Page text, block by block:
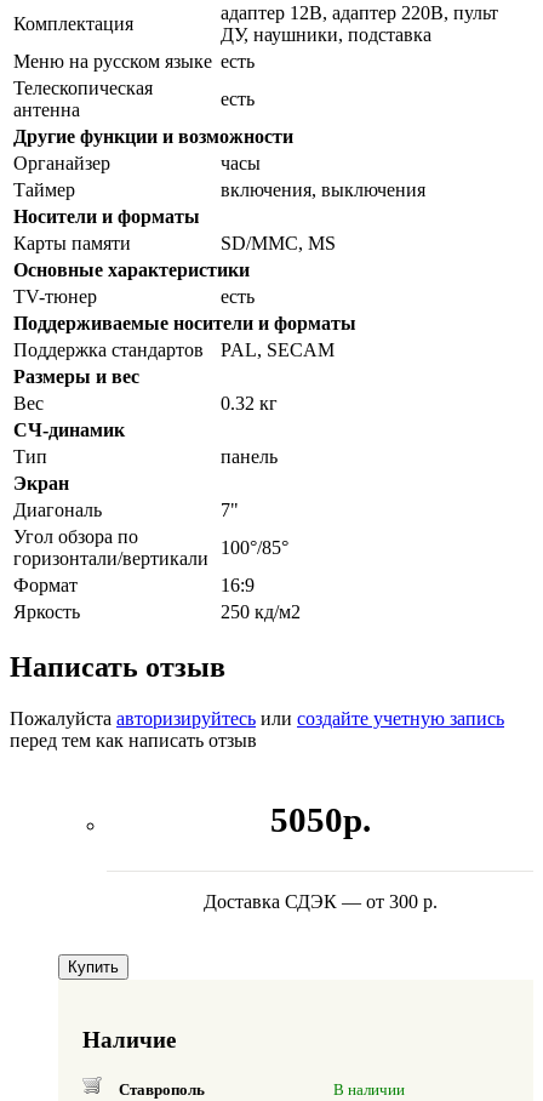
Комплектация
адаптер 12В, адаптер 220В, пульт
ДУ, наушники, подставка
Меню на русском языке есть
Телескопическая
антенна
есть
Другие функции и возможности
Органайзер
часы
Таймер
включения, выключения
Носители и форматы
Карты памяти
SD/MMC, MS
Основные характеристики
TV-тюнер
есть
Поддерживаемые носители и форматы
Поддержка стандартов
PAL, SECAM
Размеры и вес
Вес
0.32 кг
СЧ-динамик
Тип
панель
Экран
Диагональ
7"
Угол обзора по
горизонтали/вертикали
100°/85°
Формат
16:9
Яркость
250 кд/м2
Написать отзыв
Пожалуйста авторизируйтесь или создайте учетную запись
перед тем как написать отзыв
5050р.
Доставка СДЭК — от 300 р.
Купить
Наличие
Ставрополь В наличии